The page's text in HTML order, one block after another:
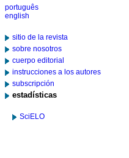
português
english
sitio de la revista
sobre nosotros
cuerpo editorial
instrucciones a los autores
subscripción
estadísticas
SciELO